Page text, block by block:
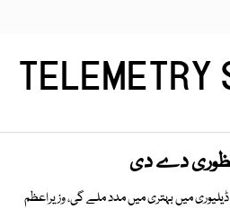
TELEMETRY
دے دی
میں بہتری میں مدد ملے گی، وزیراعظم